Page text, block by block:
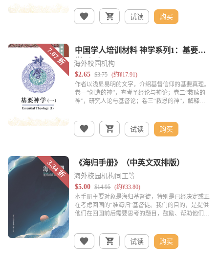
试读 购买
海外校园机构
试读 购买
海外校园机构同工等
试读 购买